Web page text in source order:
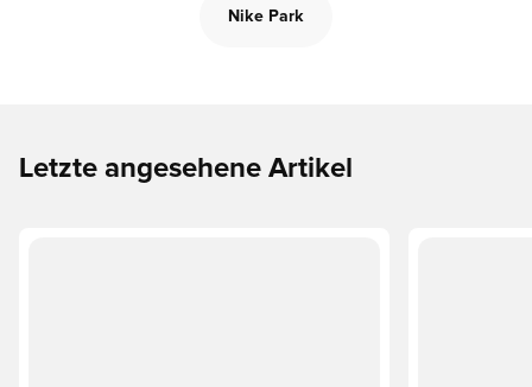
Nike Park
Letzte angesehene Artikel